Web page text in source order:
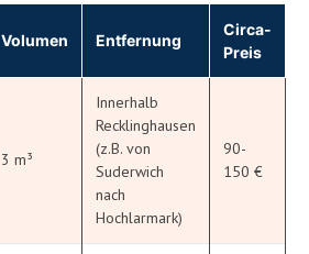
Volumen Entfernung
Circa-
Preis
3 m³
Innerhalb
Recklinghausen
(z.B. von
Suderwich
nach
Hochlarmark)
90-
150 €